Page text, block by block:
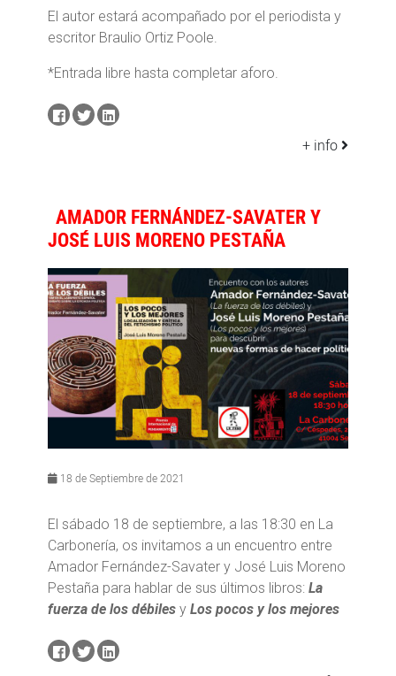
El autor estará acompañado por el periodista y
escritor Braulio Ortiz Poole.
*Entrada libre hasta completar aforo.
+ info
AMADOR FERNÁNDEZ-SAVATER Y
JOSÉ LUIS MORENO PESTAÑA
18 de Septiembre de 2021
El sábado 18 de septiembre, a las 18:30 en La
Carbonería, os invitamos a un encuentro entre
Amador Fernández-Savater y José Luis Moreno
Pestaña para hablar de sus últimos libros: La
fuerza de los débiles y Los pocos y los mejores